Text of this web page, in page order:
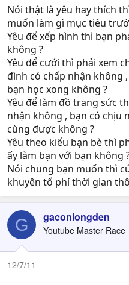
Nói thật là yêu hay thích
muốn làm gì mục tiêu
Yêu để xếp hình thì bạn
không ?
Yêu để cưới thì phải xem
đình có chấp nhận không
bạn học xong không ?
Yêu để làm đồ trang sức
nhận không , bạn có chịu
cùng được không ?
Yêu theo kiểu bạn bè thì
ấy làm bạn với bạn không
Nói chung bạn muốn thì
khuyên tổ phí thời gian
G gaconlongden
Youtube Master Race
12/7/11